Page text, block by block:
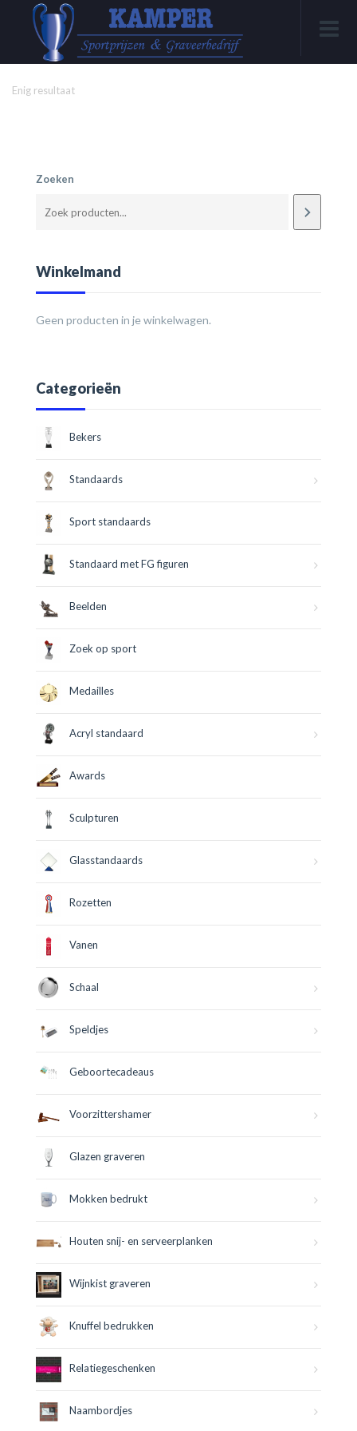
Enig resultaat
Zoeken
Winkelmand
Geen producten in je winkelwagen.
Categorieën
Bekers
Standaards
Sport standaards
Standaard met FG figuren
Beelden
Zoek op sport
Medailles
Acryl standaard
Awards
Sculpturen
Glasstandaards
Rozetten
Vanen
Schaal
Speldjes
Geboortecadeaus
Voorzittershamer
Glazen graveren
Mokken bedrukt
Houten snij- en serveerplanken
Wijnkist graveren
Knuffel bedrukken
Relatiegeschenken
Naambordjes